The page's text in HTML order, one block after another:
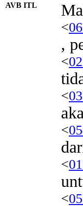
AVB ITL
<
,
<
<
<
<
<